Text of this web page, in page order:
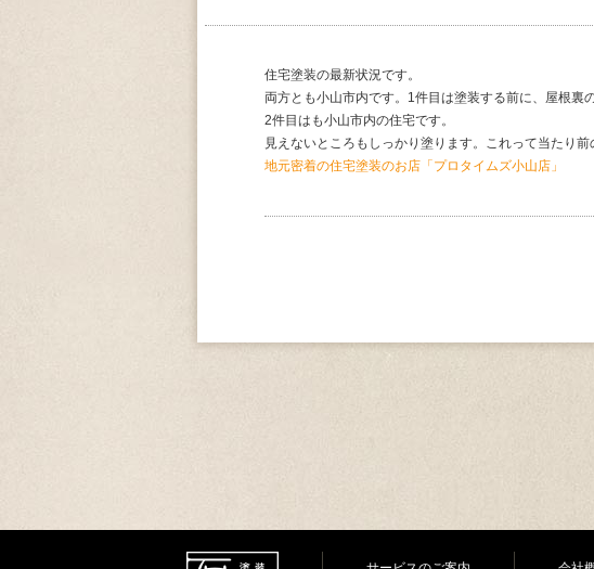
住宅塗装の最新状況です。
両方とも小山市内です。1件目は塗装する前に、屋根裏
2件目はも小山市内の住宅です。
見えないところもしっかり塗ります。これって当たり
地元密着の住宅塗装のお店「プロタイムズ小山店」